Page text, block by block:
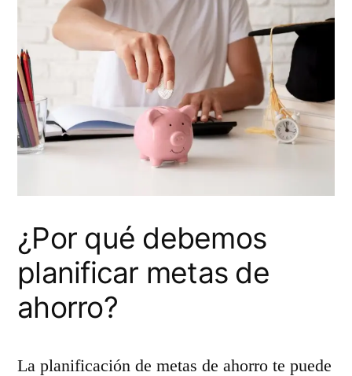
¿Por qué debemos
planificar metas de
ahorro?
La planificación de metas de ahorro te puede